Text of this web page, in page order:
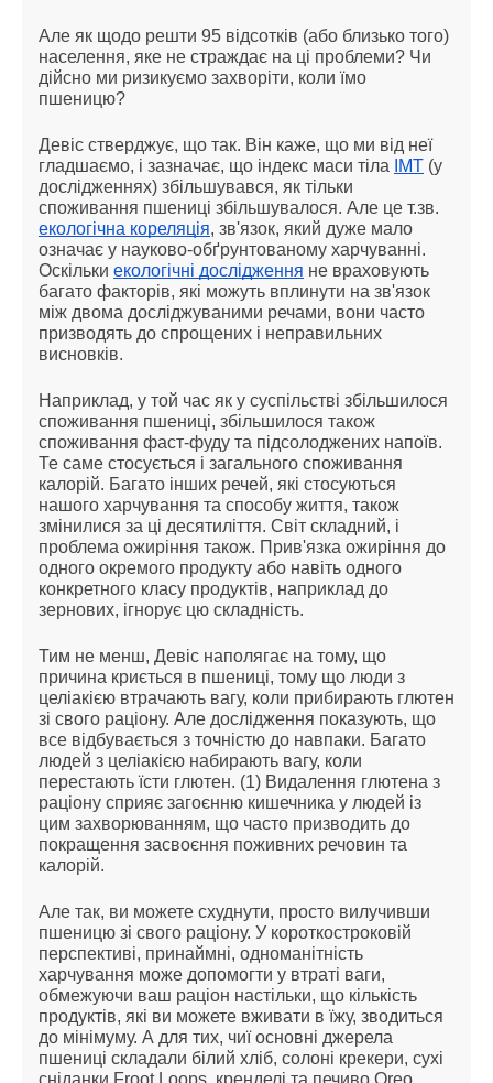
Але як щодо решти 95 відсотків (або близько того)
населення, яке не страждає на ці проблеми? Чи
дійсно ми ризикуємо захворіти, коли їмо
пшеницю?
Девіс стверджує, що так. Він каже, що ми від неї
гладшаємо, і зазначає, що індекс маси тіла
IMT (у
дослідженнях) збільшувався, як тільки
споживання пшениці збільшувалося. Але це т.зв.
екологічна кореляція, зв'язок, який дуже мало
означає у науково-обґрунтованому харчуванні.
Оскільки екологічні дослідження не враховують
багато факторів, які можуть вплинути на зв'язок
між двома досліджуваними речами, вони часто
призводять до спрощених і неправильних
висновків.
Наприклад, у той час як у суспільстві збільшилося
споживання пшениці, збільшилося також
споживання фаст-фуду та підсолоджених напоїв.
Те саме стосується і загального споживання
калорій. Багато інших речей, які стосуються
нашого харчування та способу життя, також
змінилися за ці десятиліття. Світ складний, і
проблема ожиріння також. Прив'язка ожиріння до
одного окремого продукту або навіть одного
конкретного класу продуктів, наприклад до
зернових, ігнорує цю складність.
Тим не менш, Девіс наполягає на тому, що
причина криється в пшениці, тому що люди з
целіакією втрачають вагу, коли прибирають глютен
зі свого раціону. Але дослідження показують, що
все відбувається з точністю до навпаки. Багато
людей з целіакією набирають вагу, коли
перестають їсти глютен. (1) Видалення глютена з
раціону сприяє загоєнню кишечника у людей із
цим захворюванням, що часто призводить до
покращення засвоєння поживних речовин та
калорій.
Але так, ви можете схуднути, просто вилучивши
пшеницю зі свого раціону. У короткостроковій
перспективі, принаймні, одноманітність
харчування може допомогти у втраті ваги,
обмежуючи ваш раціон настільки, що кількість
продуктів, які ви можете вживати в їжу, зводиться
до мінімуму. А для тих, чиї основні джерела
пшениці складали білий хліб, солоні крекери, сухі
сніданки Froot Loops, кренделі та печиво Oreo,